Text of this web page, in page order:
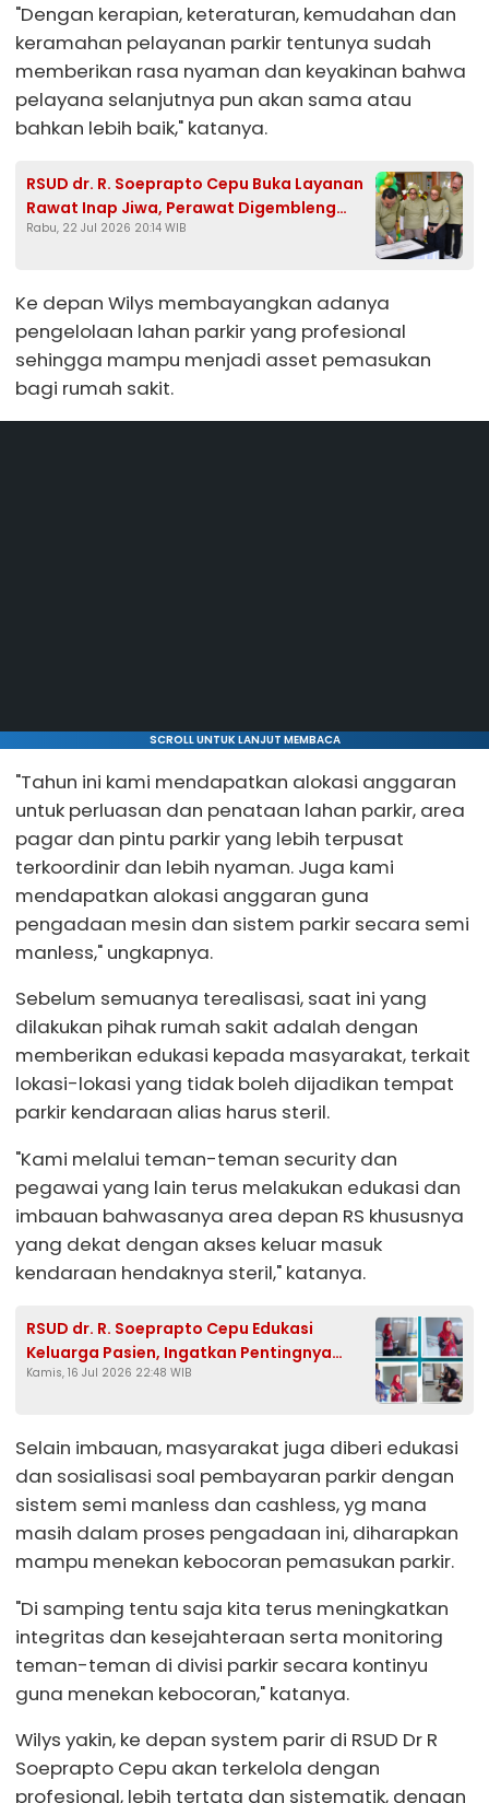
"Dengan kerapian, keteraturan, kemudahan dan
keramahan pelayanan parkir tentunya sudah
memberikan rasa nyaman dan keyakinan bahwa
pelayana selanjutnya pun akan sama atau
bahkan lebih baik," katanya.
RSUD dr. R. Soeprapto Cepu Buka Layanan
Rawat Inap Jiwa, Perawat Digembleng
Psikiater dan Psikolog Klinis
Rabu, 22 Jul 2026 20:14 WIB
Ke depan Wilys membayangkan adanya
pengelolaan lahan parkir yang profesional
sehingga mampu menjadi asset pemasukan
bagi rumah sakit.
SCROLL UNTUK LANJUT MEMBACA
"Tahun ini kami mendapatkan alokasi anggaran
untuk perluasan dan penataan lahan parkir, area
pagar dan pintu parkir yang lebih terpusat
terkoordinir dan lebih nyaman. Juga kami
mendapatkan alokasi anggaran guna
pengadaan mesin dan sistem parkir secara semi
manless," ungkapnya.
Sebelum semuanya terealisasi, saat ini yang
dilakukan pihak rumah sakit adalah dengan
memberikan edukasi kepada masyarakat, terkait
lokasi-lokasi yang tidak boleh dijadikan tempat
parkir kendaraan alias harus steril.
"Kami melalui teman-teman security dan
pegawai yang lain terus melakukan edukasi dan
imbauan bahwasanya area depan RS khususnya
yang dekat dengan akses keluar masuk
kendaraan hendaknya steril," katanya.
RSUD dr. R. Soeprapto Cepu Edukasi
Keluarga Pasien, Ingatkan Pentingnya
Minum Obat Sesuai Aturan
Kamis, 16 Jul 2026 22:48 WIB
Selain imbauan, masyarakat juga diberi edukasi
dan sosialisasi soal pembayaran parkir dengan
sistem semi manless dan cashless, yg mana
masih dalam proses pengadaan ini, diharapkan
mampu menekan kebocoran pemasukan parkir.
"Di samping tentu saja kita terus meningkatkan
integritas dan kesejahteraan serta monitoring
teman-teman di divisi parkir secara kontinyu
guna menekan kebocoran," katanya.
Wilys yakin, ke depan system parir di RSUD Dr R
Soeprapto Cepu akan terkelola dengan
profesional, lebih tertata dan sistematik, dengan